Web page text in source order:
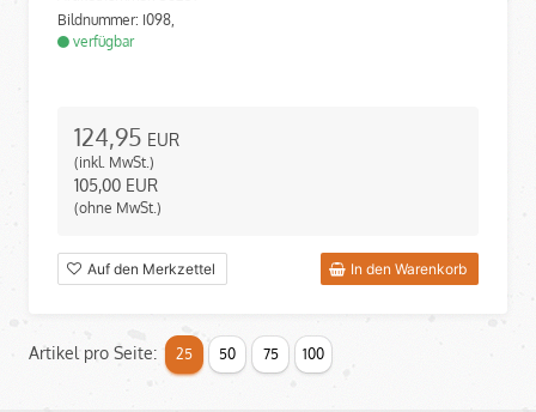
Bildnummer: I098,
verfügbar
124,95 EUR
(inkl. MwSt.)
105,00 EUR
(ohne MwSt.)
Auf den Merkzettel In den Warenkorb
Artikel pro Seite: 25 50 75 100